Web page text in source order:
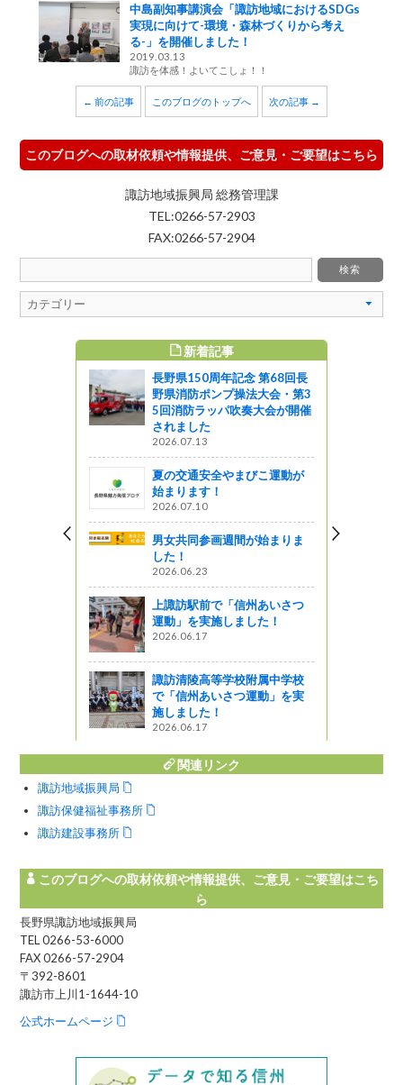
中島副知事講演会「諏訪地域におけるSDGs
実現に向けて-環境・森林づくりから考え
る-」を開催しました！
2019.03.13
諏訪を体感！よいてこしょ！！
← 前の記事 このブログのトップへ 次の記事 →
このブログへの取材依頼や情報提供、ご意見・ご要望はこちら
諏訪地域振興局 総務管理課
TEL:0266-57-2903
FAX:0266-57-2904
新着記事
長野県150周年記念 第68回長
野県消防ポンプ操法大会・第3
5回消防ラッパ吹奏大会が開催
されました
2026.07.13
夏の交通安全やまびこ運動が
始まります！
2026.07.10
男女共同参画週間が始まりま
した！
2026.06.23
上諏訪駅前で「信州あいさつ
運動」を実施しました！
2026.06.17
諏訪清陵高等学校附属中学校
で「信州あいさつ運動」を実
施しました！
2026.06.17
関連リンク
諏訪地域振興局
諏訪保健福祉事務所
諏訪建設事務所
このブログへの取材依頼や情報提供、ご意見・ご要望はこち
ら
長野県諏訪地域振興局
TEL 0266-53-6000
FAX 0266-57-2904
〒392-8601
諏訪市上川1-1644-10
公式ホームページ